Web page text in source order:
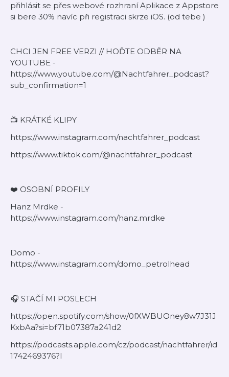
přihlásit se přes webové rozhraní Aplikace z Appstore
si bere 30% navíc při registraci skrze iOS. (od tebe )
CHCI JEN FREE VERZI // HOĎTE ODBĚR NA
YOUTUBE -
https://www.youtube.com/@Nachtfahrer_podcast?
sub_confirmation=1
📺 KRÁTKÉ KLIPY
https://www.instagram.com/nachtfahrer_podcast
https://www.tiktok.com/@nachtfahrer_podcast
❤️ OSOBNÍ PROFILY
Hanz Mrdke -
https://www.instagram.com/hanz.mrdke
Domo -
https://www.instagram.com/domo_petrolhead
🎧 STAČÍ MI POSLECH
https://open.spotify.com/show/0fXWBUOney8w7J31J
KxbAa?si=bf71b07387a241d2
https://podcasts.apple.com/cz/podcast/nachtfahrer/id
1742469376?l